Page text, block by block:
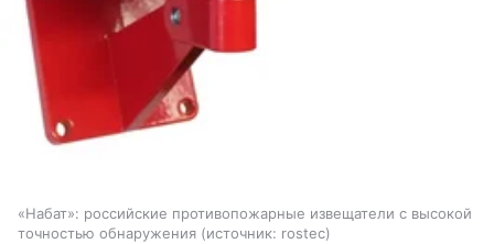
«Набат»: российские противопожарные извещатели с высокой
точностью обнаружения
источник: rostec